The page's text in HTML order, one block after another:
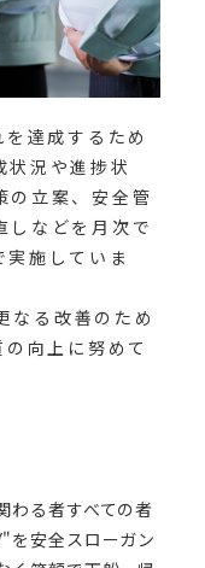
達成するため
状況や進捗状
の立案、安全管
しなどを月次で
施していま
なる改善のため
向上に努めて
わる者すべての者
を安全スローガン